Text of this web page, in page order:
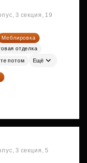
3 секция, 19
Меблировка
отделка
потом Ещё
3 секция, 5